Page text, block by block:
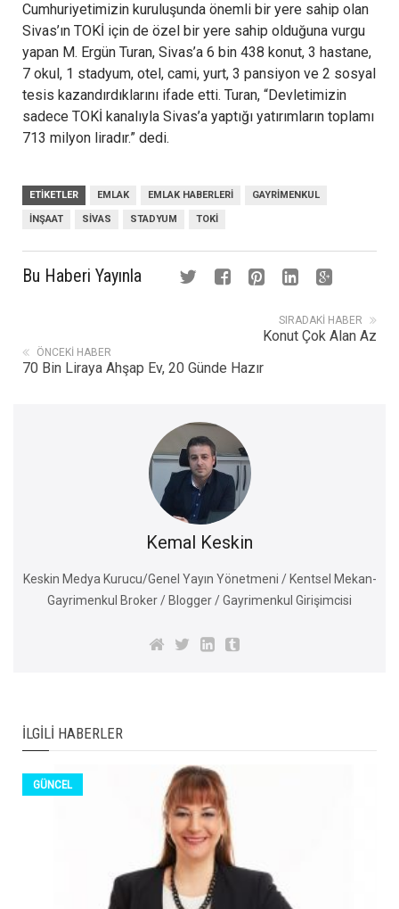
Cumhuriyetimizin kuruluşunda önemli bir yere sahip olan
Sivas’ın TOKİ için de özel bir yere sahip olduğuna vurgu
yapan M. Ergün Turan, Sivas’a 6 bin 438 konut, 3 hastane,
7 okul, 1 stadyum, otel, cami, yurt, 3 pansiyon ve 2 sosyal
tesis kazandırdıklarını ifade etti. Turan, “Devletimizin
sadece TOKİ kanalıyla Sivas’a yaptığı yatırımların toplamı
713 milyon liradır.” dedi.
ETIKETLER EMLAK EMLAK HABERLERI GAYRIMENKUL
INŞAAT SIVAS STADYUM TOKI
Bu Haberi Yayınla
SIRADAKI HABER
Konut Çok Alan Az
ÖNCEKI HABER
70 Bin Liraya Ahşap Ev, 20 Günde Hazır
Kemal Keskin
Keskin Medya Kurucu/Genel Yayın Yönetmeni / Kentsel Mekan-
Gayrimenkul Broker / Blogger / Gayrimenkul Girişimcisi
İLGILI HABERLER
GÜNCEL